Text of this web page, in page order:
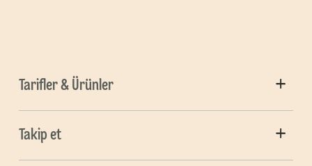
Tarifler & Ürünler
Takip et